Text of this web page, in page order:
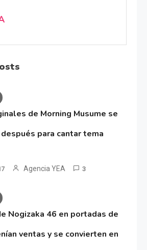
de Morning Musume se
para cantar tema
Agencia YEA 3
Nogizaka 46 en portadas de
ventas y se convierten en